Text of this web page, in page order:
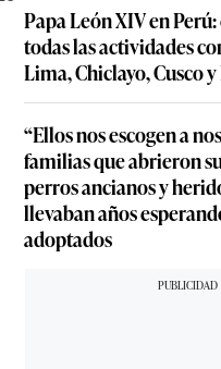
Papa León XIV en Perú:
todas las actividades
Lima, Chiclayo, Cusco
“Ellos nos escogen a
familias que abrieron
perros ancianos y
llevaban años
adoptados